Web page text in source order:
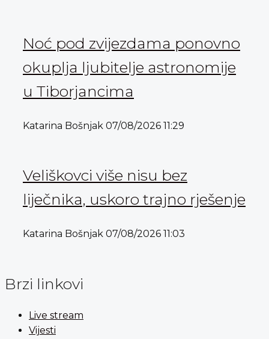
Noć pod zvijezdama ponovno
okuplja ljubitelje astronomije
u Tiborjancima
Katarina Bošnjak 07/08/2026 11:29
Veliškovci više nisu bez
liječnika, uskoro trajno rješenje
Katarina Bošnjak 07/08/2026 11:03
Brzi linkovi
Live stream
Vijesti